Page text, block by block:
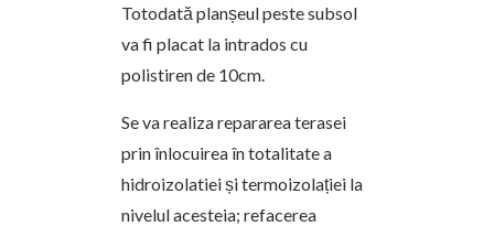
Totodată planșeul peste subsol
va fi placat la intrados cu
polistiren de 10cm.
Se va realiza repararea terasei
prin înlocuirea în totalitate a
hidroizolatiei și termoizolației la
nivelul acesteia; refacerea